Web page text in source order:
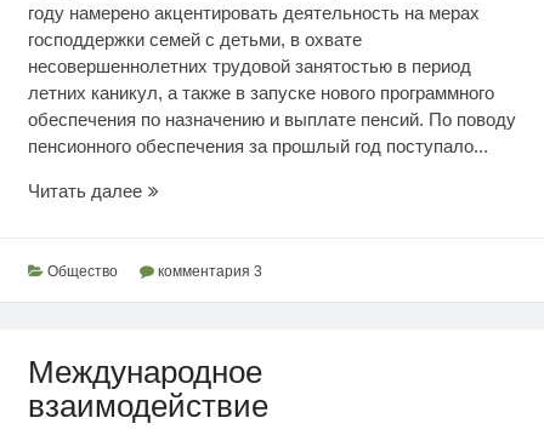
году намерено акцентировать деятельность на мерах
господдержки семей с детьми, в охвате
несовершеннолетних трудовой занятостью в период
летних каникул, а также в запуске нового программного
обеспечения по назначению и выплате пенсий. По поводу
пенсионного обеспечения за прошлый год поступало...
Читать далееАкцент
благополучие
Общество комментария 3
Международное
взаимодействие